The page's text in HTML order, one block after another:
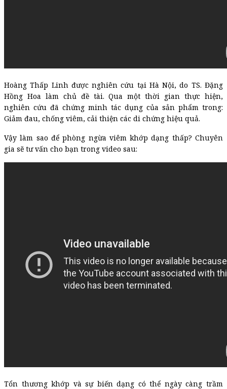
Hoàng Thấp Linh được nghiên cứu tại Hà Nội, do TS. Đặng
Hồng Hoa làm chủ đề tài. Qua một thời gian thực hiện,
nghiên cứu đã chứng minh tác dụng của sản phẩm trong:
Giảm đau, chống viêm, cải thiện các di chứng hiệu quả.
Vậy làm sao để phòng ngừa viêm khớp dạng thấp? Chuyên
gia sẽ tư vấn cho bạn trong video sau:
Tổn thương khớp và sự biến dạng có thể ngày càng trầm